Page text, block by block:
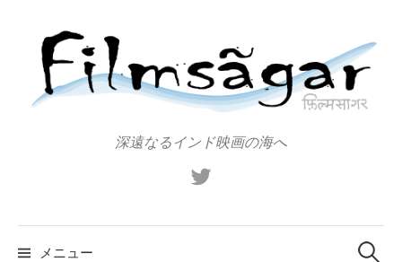
プ
深遠なるインド映画の海へ
メニュー
検
索: